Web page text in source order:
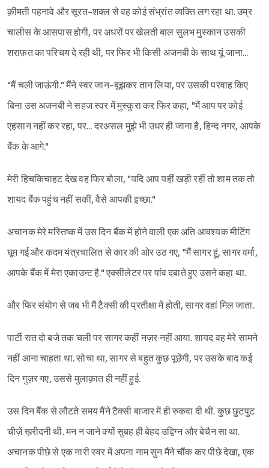
क़ीमती पहनावे और सूरत-शक्ल से वह कोई संभ्रांत व्यक्ति लग रहा था. उम्र
चालीस के आसपास होगी, पर अधरों पर खेलती बाल सुलभ मुस्कान उसकी
शराफ़त का परिचय दे रही थी, पर फिर भी किसी अजनबी के साथ यूं जाना...
"मैं चली जाऊंगी." मैंने स्वर जान-बूझकर तान लिया, पर उसकी परवाह किए
बिना उस अजनबी ने सहज स्वर में मुस्कुरा कर फिर कहा, "मैं आप पर कोई
एहसान नहीं कर रहा, पर... दरअसल मुझे भी उधर ही जाना है, हिन्द नगर, आपके
बैंक के आगे."
मेरी हिचकिचाहट देख वह फिर बोला, "यदि आप यहीं खड़ी रहीं तो शाम तक तो
शायद बैंक पहुंच नहीं सकीं, वैसे आपकी इच्छा."
अचानक मेरे मस्तिष्क में उस दिन बैंक में होने वाली एक अति आवश्यक मीटिंग
घूम गई और कदम यंत्रचालित से कार की ओर उठ गए, "मैं सागर हूं, सागर वर्मा,
आपके बैंक में मेरा एकाउन्ट है." एक्सीलेटर पर पांव दबाते हुए उसने कहा था.
और फिर संयोग से जब भी मैं टैक्सी की प्रतीक्षा में होती, सागर वहां मिल जाता.
पार्टी रात दो बजे तक चली पर सागर कहीं नज़र नहीं आया. शायद वह मेरे सामने
नहीं आना चाहता था. सोचा था, सागर से बहुत कुछ पूछेंगी, पर उसके बाद कई
दिन गुज़र गए, उससे मुलाक़ात ही नहीं हुई.
उस दिन बैंक से लौटते समय मैंने टैक्सी बाजार में ही रुकवा दी थी. कुछ छुटपुट
चीज़ें ख़रीदनी थी. मन न जाने क्यों सुबह ही बेहद उद्विग्न और बेचैन सा था.
अचानक पीछे से एक नारी स्वर में अपना नाम सुन मैंने चौंक कर पीछे देखा, एक